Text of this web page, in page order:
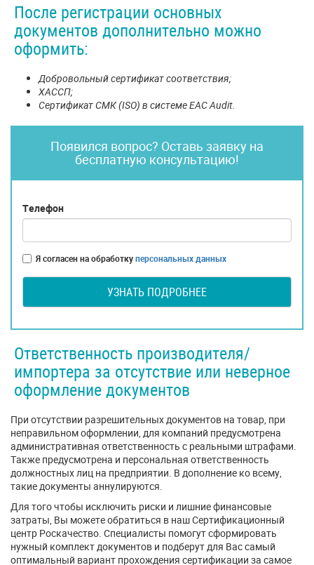
После регистрации основных
документов дополнительно можно
оформить:
Добровольный сертификат соответствия;
ХАССП;
Сертификат СМК (ISО) в системе ЕАСAudit.
Появился вопрос? Оставь заявку на
бесплатную консультацию!
Телефон
Я согласен на обработкуперсональных данных
УЗНАТЬ ПОДРОБНЕЕ
Ответственность производителя/
импортера за отсутствие или неверное
оформление документов
При отсутствии разрешительных документов на товар, при
неправильном оформлении, для компаний предусмотрена
административная ответственность с реальными штрафами.
Также предусмотрена и персональная ответственность
должностных лиц на предприятии. В дополнение ко всему,
такие документы аннулируются.
Для того чтобы исключить риски и лишние финансовые
затраты, Вы можете обратиться в наш Сертификационный
центр Роскачество. Специалисты помогут сформировать
нужный комплект документов и подберут для Вас самый
оптимальный вариант прохождения сертификации за самое